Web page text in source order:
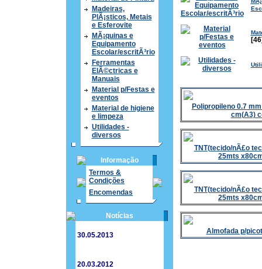
Madeiras,
PlÃ¡sticos, Metais
e Esferovite
MÃ¡quinas e
Equipamento
Escolar/escritÃ³rio
Ferramentas
ElÃ©ctricas e
Manuais
Material p/Festas e
eventos
Material de higiene
e limpeza
Utilidades -
diversos
Informação
Termos &
Condições
Encomendas
Notícias
30.05.2013
20.03.2012
Polipropileno 0.7
cm(A3)
TNT(tecido/nÃ£o
25mts
TNT(tecido/nÃ£o
25mts
Almofada p/